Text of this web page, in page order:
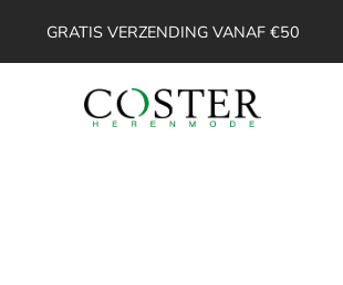
GRATIS VERZENDING VANAF €50